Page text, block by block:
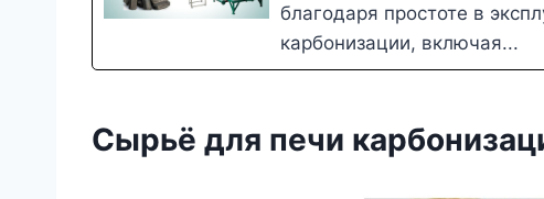
благодаря простоте в
карбонизации, включая...
Сырьё для печи